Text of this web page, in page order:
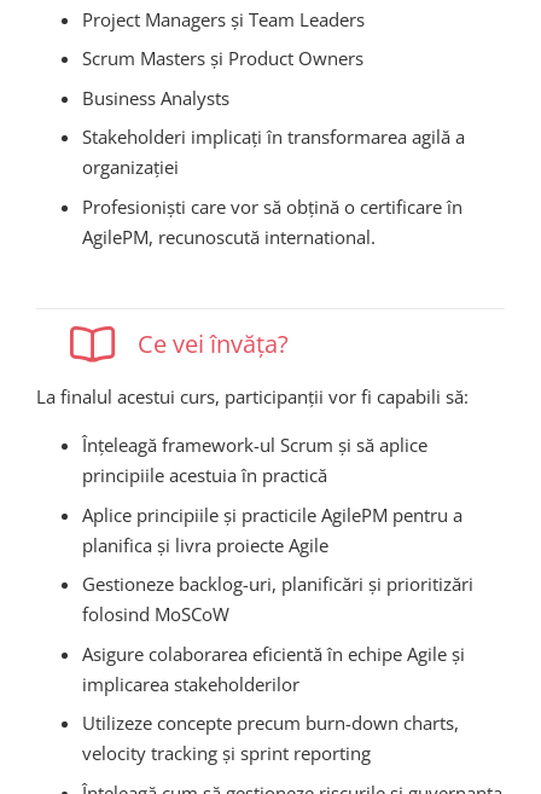
Project Managers și Team Leaders
Scrum Masters și Product Owners
Business Analysts
Stakeholderi implicați în transformarea agilă a
organizației
Profesioniști care vor să obțină o certificare în
AgilePM, recunoscută international.
Ce vei învăța?
La finalul acestui curs, participanții vor fi capabili să:
Înțeleagă framework-ul Scrum și să aplice
principiile acestuia în practică
Aplice principiile și practicile AgilePM pentru a
planifica și livra proiecte Agile
Gestioneze backlog-uri, planificări și prioritizări
folosind MoSCoW
Asigure colaborarea eficientă în echipe Agile și
implicarea stakeholderilor
Utilizeze concepte precum burn-down charts,
velocity tracking și sprint reporting